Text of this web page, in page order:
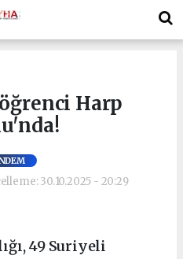
Harp
30.10.2025 - 20:29
49 Suriyeli